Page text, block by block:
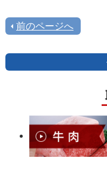
前のページへ